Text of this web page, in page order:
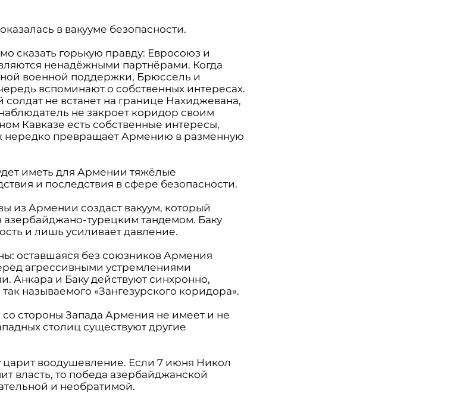
в вакууме безопасности.
сказать горькую правду: Евросоюз и
ненадёжными партнёрами. Когда
военной поддержки, Брюссель и
вспоминают о собственных интересах.
не встанет на границе Нахиджевана,
не закроет коридор своим
Кавказе есть собственные интересы,
нередко превращает Армению в разменную
иметь для Армении тяжёлые
и последствия в сфере безопасности.
из Армении создаст вакуум, который
азербайджано-турецким тандемом. Баку
и лишь усиливает давление.
оставшаяся без союзников Армения
агрессивными устремлениями
Анкара и Баку действуют синхронно,
называемого «Зангезурского коридора».
стороны Запада Армения не имеет и не
столиц существуют другие
царит воодушевление. Если 7 июня Никол
власть, то победа азербайджанской
и необратимой.